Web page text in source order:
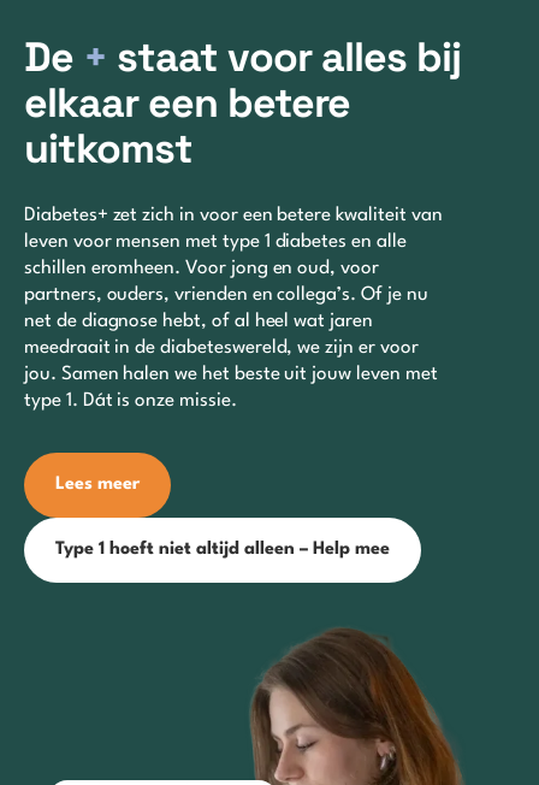
De + staat voor alles bij
elkaar een betere
uitkomst
Diabetes+ zet zich in voor een betere kwaliteit van
leven voor mensen met type 1 diabetes en alle
schillen eromheen. Voor jong en oud, voor
partners, ouders, vrienden en collega’s. Of je nu
net de diagnose hebt, of al heel wat jaren
meedraait in de diabeteswereld, we zijn er voor
jou. Samen halen we het beste uit jouw leven met
type 1. Dát is onze missie.
Lees meer
Type 1 hoeft niet altijd alleen – Help mee